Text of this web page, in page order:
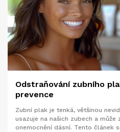
Odstraňování zubního
prevence
Zubní plak je tenká, většinou
usazuje na našich zubech a
onemocnění dásní. Tento článek